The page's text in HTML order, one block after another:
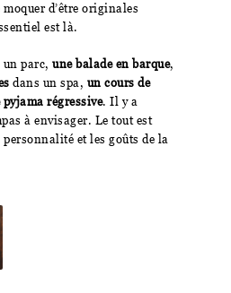
d’être originales
est là.
parc, une balade en barque,
dans un spa, un cours de
pyjama régressive. Il y a
à envisager. Le tout est
personnalité et les goûts de la